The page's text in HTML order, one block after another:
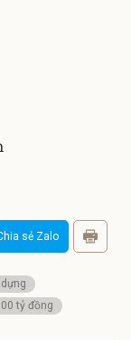
sẻ Zalo
tỷ đồng